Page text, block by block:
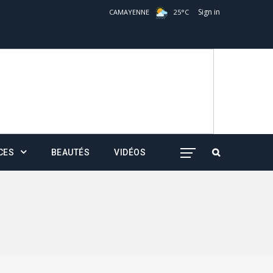
CAMAYENNE 25°C Sign in
BEAUTÉS VIDÉOS